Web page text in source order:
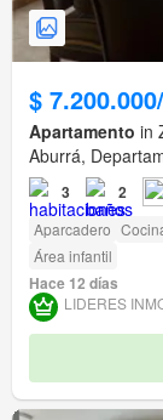
$
Apartamento in
Aburrá,
3 2
Aparcadero
Área infantil
Hace 12 días
LIDERES